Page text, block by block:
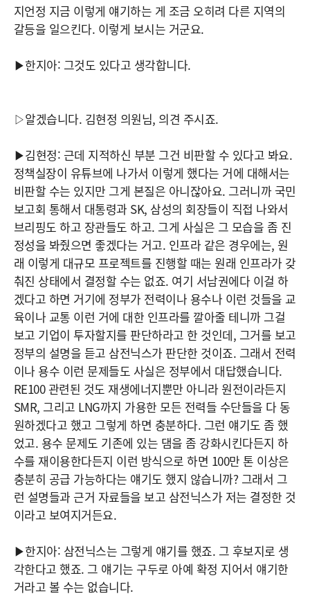
지언정 지금 이렇게 얘기하는 게 조금 오히려 다른 지역의
갈등을 일으킨다. 이렇게 보시는 거군요.
▶한지아: 그것도 있다고 생각합니다.
▷알겠습니다. 김현정 의원님, 의견 주시죠.
▶김현정: 근데 지적하신 부분 그건 비판할 수 있다고 봐요.
정책실장이 유튜브에 나가서 이렇게 했다는 거에 대해서는
비판할 수는 있지만 그게 본질은 아니잖아요. 그러니까 국민
보고회 통해서 대통령과 SK, 삼성의 회장들이 직접 나와서
브리핑도 하고 장관들도 하고. 그게 사실은 그 모습을 좀 진
정성을 봐줬으면 좋겠다는 거고. 인프라 같은 경우에는, 원
래 이렇게 대규모 프로젝트를 진행할 때는 원래 인프라가 갖
춰진 상태에서 결정할 수는 없죠. 여기 서남권에다 이걸 하
겠다고 하면 거기에 정부가 전력이나 용수나 이런 것들을 교
육이나 교통 이런 거에 대한 인프라를 깔아줄 테니까 그걸
보고 기업이 투자할지를 판단하라고 한 것인데, 그거를 보고
정부의 설명을 듣고 삼전닉스가 판단한 것이죠. 그래서 전력
이나 용수 이런 문제들도 사실은 정부에서 대답했습니다.
RE100 관련된 것도 재생에너지뿐만 아니라 원전이라든지
SMR, 그리고 LNG까지 가용한 모든 전력들 수단들을 다 동
원하겠다고 했고 그렇게 하면 충분하다. 그런 얘기도 좀 했
었고. 용수 문제도 기존에 있는 댐을 좀 강화시킨다든지 하
수를 재이용한다든지 이런 방식으로 하면 100만 톤 이상은
충분히 공급 가능하다는 얘기도 했지 않습니까? 그래서 그
런 설명들과 근거 자료들을 보고 삼전닉스가 저는 결정한 것
이라고 보여지거든요.
▶한지아: 삼전닉스는 그렇게 얘기를 했죠. 그 후보지로 생
각한다고 했죠. 그 얘기는 구두로 아예 확정 지어서 얘기한
거라고 볼 수는 없습니다.